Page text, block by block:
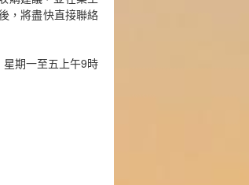
，將盡快直接聯絡
期一至五上午9時